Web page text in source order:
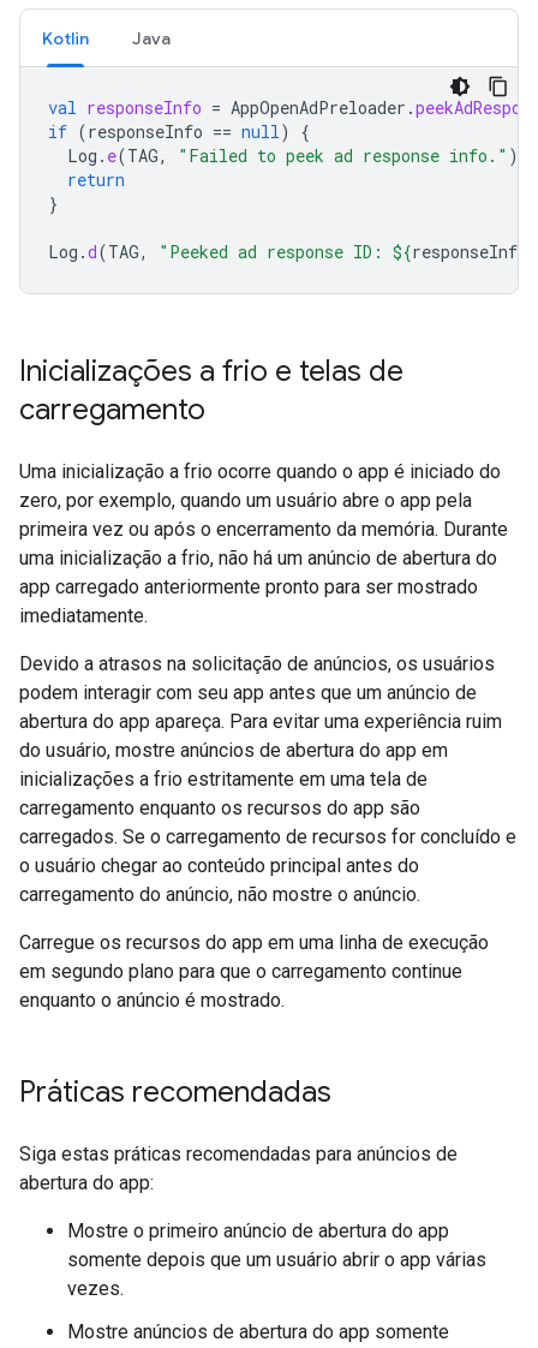
Kotlin Java
val responseInfo = AppOpenAdPreloader .
if (responseInfo == null)
{
Log . e(TAG, "Failed to peek ad response info." )
return
}
Log .d(TAG, "Peeked ad response ID: ${responseInfo
Inicializações a frio e telas de
carregamento
Uma inicialização a frio ocorre quando o app é iniciado do
zero, por exemplo, quando um usuário abre o app pela
primeira vez ou após o encerramento da memória. Durante
uma inicialização a frio, não há um anúncio de abertura do
app carregado anteriormente pronto para ser mostrado
imediatamente.
Devido a atrasos na solicitação de anúncios, os usuários
podem interagir com seu app antes que um anúncio de
abertura do app apareça. Para evitar uma experiência ruim
do usuário, mostre anúncios de abertura do app em
inicializações a frio estritamente em uma tela de
carregamento enquanto os recursos do app são
carregados. Se o carregamento de recursos for concluído e
o usuário chegar ao conteúdo principal antes do
carregamento do anúncio, não mostre o anúncio.
Carregue os recursos do app em uma linha de execução
em segundo plano para que o carregamento continue
enquanto o anúncio é mostrado.
Práticas recomendadas
Siga estas práticas recomendadas para anúncios de
abertura do app:
Mostre o primeiro anúncio de abertura do app
somente depois que um usuário abrir o app várias
vezes.
Mostre anúncios de abertura do app somente